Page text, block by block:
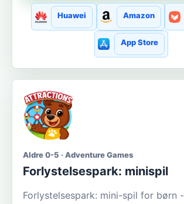
Huawei Amazon
App Store
Aldre 0-5 · Adventure Games
Forlystelsespark: minispil
Forlystelsespark: mini-spil for børn -